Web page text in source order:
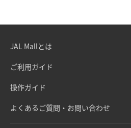
JAL Mallとは
ご利用ガイド
操作ガイド
よくあるご質問・お問い合わせ